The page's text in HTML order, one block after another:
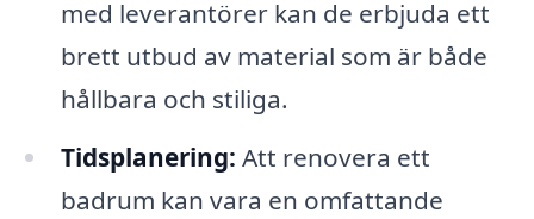
med leverantörer kan de erbjuda ett
brett utbud av material som är både
hållbara och stiliga.
Tidsplanering: Att renovera ett
badrum kan vara en omfattande